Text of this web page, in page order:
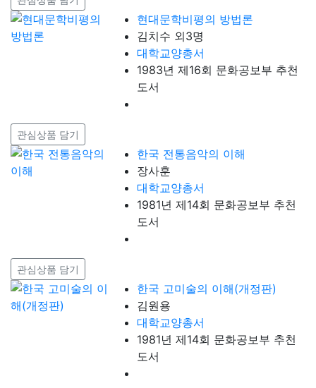
현대문학비평의 방법론
김치수 외3명
대학교양총서
1983년 제16회 문화공보부 추천
도서
관심상품 담기
한국 전통음악의 이해
장사훈
대학교양총서
1981년 제14회 문화공보부 추천
도서
관심상품 담기
한국 고미술의 이해(개정판)
김원용
대학교양총서
1981년 제14회 문화공보부 추천
도서